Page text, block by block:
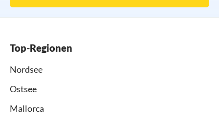
Top-Regionen
Nordsee
Ostsee
Mallorca